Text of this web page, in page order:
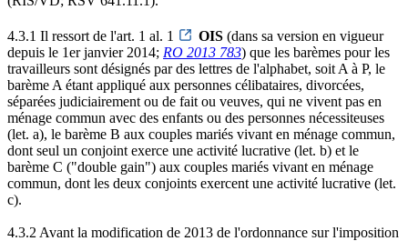
4.3.1 Il ressort de l'art. 1 al. 1 OIS (dans sa version en vigueur
depuis le 1er janvier 2014; RO 2013 783) que les barèmes pour les
travailleurs sont désignés par des lettres de l'alphabet, soit A à P, le
barème A étant appliqué aux personnes célibataires, divorcées,
séparées judiciairement ou de fait ou veuves, qui ne vivent pas en
ménage commun avec des enfants ou des personnes nécessiteuses
(let. a), le barème B aux couples mariés vivant en ménage commun,
dont seul un conjoint exerce une activité lucrative (let. b) et le
barème C ("double gain") aux couples mariés vivant en ménage
commun, dont les deux conjoints exercent une activité lucrative (let.
c).
4.3.2 Avant la modification de 2013 de l'ordonnance sur l'imposition